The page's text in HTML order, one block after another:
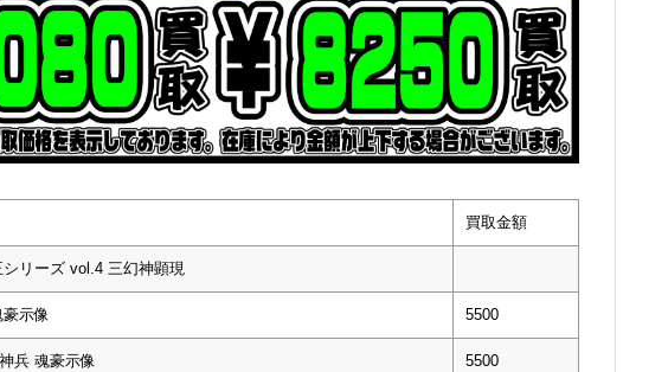
買取金額
リーズ vol.4 三幻神顕現
示像 5500
兵 魂豪示像 5500